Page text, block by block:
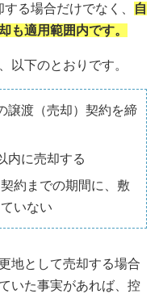
る場合だけでなく、
自
も適用範囲内です。
以下のとおりです。
譲渡（売却）契約を締
内に売却する
約までの期間に、敷
いない
地として売却する場合
いた事実があれば、控